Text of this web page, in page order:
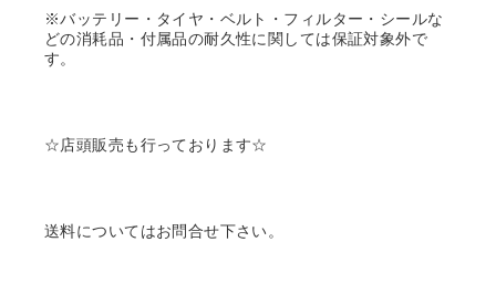
※バッテリー・タイヤ・ベルト・フィルター・シールな
どの消耗品・付属品の耐久性に関しては保証対象外で
す。
☆店頭販売も行っております☆
送料についてはお問合せ下さい。